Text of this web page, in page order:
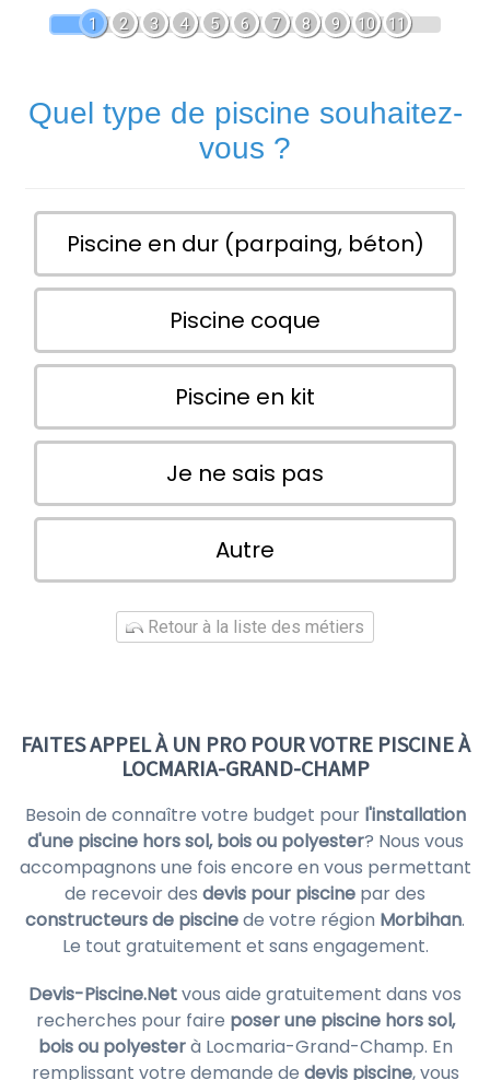
1 2 3 4 5 6 7 8 9 10 11
Quel type de piscine souhaitez-
vous ?
Piscine en dur (parpaing, béton)
Piscine coque
Piscine en kit
Je ne sais pas
Autre
Retour à la liste des métiers
FAITES APPEL À UN PRO POUR VOTRE PISCINE À
LOCMARIA-GRAND-CHAMP
Besoin de connaître votre budget pour l'installation
d'une piscine hors sol, bois ou polyester? Nous vous
accompagnons une fois encore en vous permettant
de recevoir des devis pour piscine par des
constructeurs de piscinede votre région Morbihan.
Le tout gratuitement et sans engagement.
Devis-Piscine.Netvous aide gratuitement dans vos
recherches pour faire poser une piscine hors sol,
bois ou polyesterà Locmaria-Grand-Champ. En
remplissant votre demande de devis piscine, vous